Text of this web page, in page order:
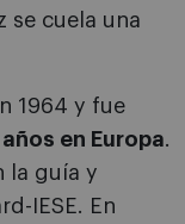
se cuela una
1964 y fue
en Europa.
la guía y
IESE. En